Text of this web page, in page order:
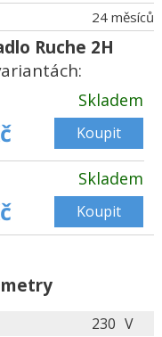
24 měsíců
Ruche 2H
Skladem
Koupit
Skladem
Koupit
230 V